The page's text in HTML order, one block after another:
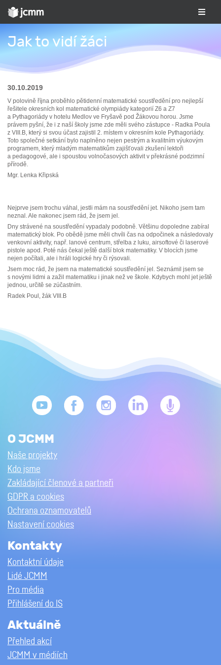
Jak to vidí žáci
30.10.2019
V polovině října proběhlo pětidenní matematické soustředění pro nejlepší
řešitele okresních kol matematické olympiády kategorií Z6 a Z7
a Pythagoriády v hotelu Medlov ve Fryšavě pod Žákovou horou. Jsme
právem pyšní, že i z naší školy jsme zde měli svého zástupce - Radka Poula
z VIII.B, který si svou účast zajistil 2. místem v okresním kole Pythagoriády.
Toto společné setkání bylo naplněno nejen pestrým a kvalitním výukovým
programem, který mladým matematikům zajišťovali zkušení lektoři
a pedagogové, ale i spoustou volnočasových aktivit v překrásné podzimní
přírodě.
Mgr. Lenka Křipská
Nejprve jsem trochu váhal, jestli mám na soustředění jet. Nikoho jsem tam
neznal. Ale nakonec jsem rád, že jsem jel.
Dny strávené na soustředění vypadaly podobně. Většinu dopoledne zabíral
matematický blok. Po obědě jsme měli chvíli čas na odpočinek a následovaly
venkovní aktivity, např. lanové centrum, střelba z luku, airsoftové či laserové
pistole apod. Poté nás čekal ještě další blok matematiky. V blocích jsme
nejen počítali, ale i hráli logické hry či rýsovali.
Jsem moc rád, že jsem na matematické soustředění jel. Seznámil jsem se
s novými lidmi a zažil matematiku i jinak než ve škole. Kdybych mohl jet ještě
jednou, určitě se zúčastním.
Radek Poul, žák VIII.B
O JCMM
Naše projekty
Kdo jsme
Zakládající členové a partneři
GDPR a cookies
Ochrana oznamovatelů
Nastavení cookies
Kontakty
Kontaktní údaje
Lidé JCMM
Pro média
Přihlášení do IS
Aktuálně
Přehled akcí
JCMM v médiích